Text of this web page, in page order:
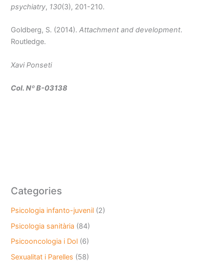
psychiatry, 130(3), 201-210.
Goldberg, S. (2014).Attachment and development.
Routledge.
Xavi Ponseti
Col. Nº B-03138
Categories
Psicologia infanto-juvenil (2)
Psicologia sanitària (84)
Psicooncologia i Dol (6)
Sexualitat i Parelles (58)